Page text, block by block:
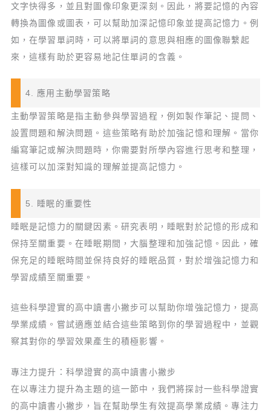
文字快得多，並且對圖像印象更深刻。因此，將要記憶的內容
轉換為圖像或圖表，可以幫助加深記憶印象並提高記憶力。例
如，在學習單詞時，可以將單詞的意思與相應的圖像聯繫起
來，這樣有助於更容易地記住單詞的含義。
4. 應用主動學習策略
主動學習策略是指主動參與學習過程，例如製作筆記、提問、
設置問題和解決問題。這些策略有助於加強記憶和理解。當你
編寫筆記或解決問題時，你需要對所學內容進行思考和整理，
這樣可以加深對知識的理解並提高記憶力。
5. 睡眠的重要性
睡眠是記憶力的關鍵因素。研究表明，睡眠對於記憶的形成和
保持至關重要。在睡眠期間，大腦整理和加強記憶。因此，確
保充足的睡眠時間並保持良好的睡眠品質，對於增強記憶力和
學習成績至關重要。
這些科學證實的高中讀書小撇步可以幫助你增強記憶力，提高
學業成績。嘗試適應並結合這些策略到你的學習過程中，並觀
察其對你的學習效果產生的積極影響。
專注力提升：科學證實的高中讀書小撇步
在以專注力提升為主題的這一節中，我們將探討一些科學證實
的高中讀書小撇步，旨在幫助學生有效提高學業成績。專注力